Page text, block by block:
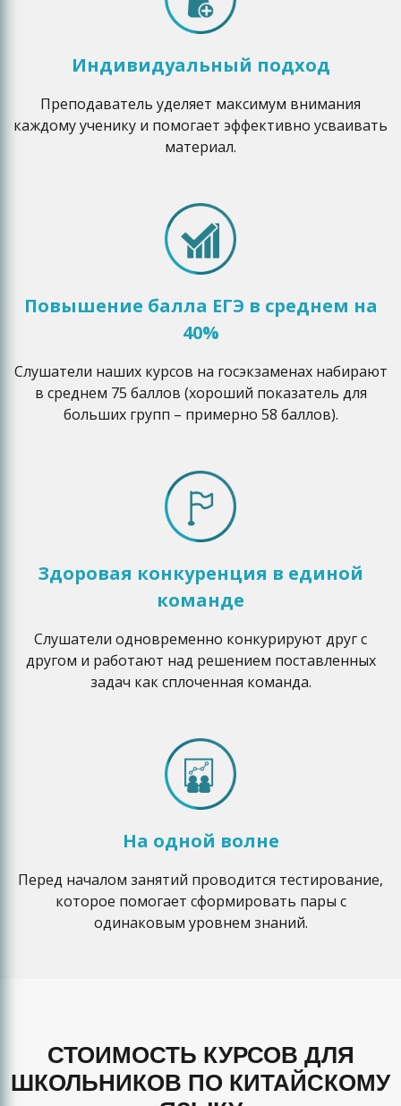
Индивидуальный подход
Преподаватель уделяет максимум внимания
каждому ученику и помогает эффективно усваивать
материал.
Повышение балла ЕГЭ в среднем на
40%
Слушатели наших курсов на госэкзаменах набирают
в среднем 75 баллов (хороший показатель для
больших групп – примерно 58 баллов).
Здоровая конкуренция в единой
команде
Слушатели одновременно конкурируют друг с
другом и работают над решением поставленных
задач как сплоченная команда.
На одной волне
Перед началом занятий проводится тестирование,
которое помогает сформировать пары с
одинаковым уровнем знаний.
СТОИМОСТЬ КУРСОВ ДЛЯ
ШКОЛЬНИКОВ ПО КИТАЙСКОМУ